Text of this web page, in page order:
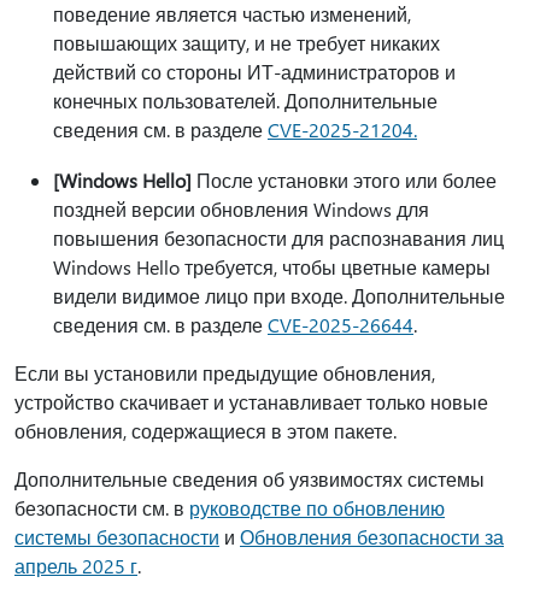
поведение является частью изменений,
повышающих защиту, и не требует никаких
действий со стороны ИТ-администраторов и
конечных пользователей. Дополнительные
сведения см. в разделеCVE-2025-21204.
[Windows Hello] После установки этого или более
поздней версии обновления Windows для
повышения безопасности для распознавания лиц
Windows Hello требуется, чтобы цветные камеры
видели видимое лицо при входе. Дополнительные
сведения см. в разделеCVE-2025-26644.
Если вы установили предыдущие обновления,
устройство скачивает и устанавливает только новые
обновления, содержащиеся в этом пакете.
Дополнительные сведения об уязвимостях системы
безопасности см. в руководстве по обновлению
системы безопасности и Обновления безопасности за
апрель 2025 г.